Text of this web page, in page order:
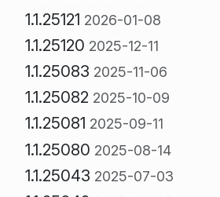
1.1.25121 2026-01-08
1.1.25120 2025-12-11
1.1.25083 2025-11-06
1.1.25082 2025-10-09
1.1.25081 2025-09-11
1.1.25080 2025-08-14
1.1.25043 2025-07-03